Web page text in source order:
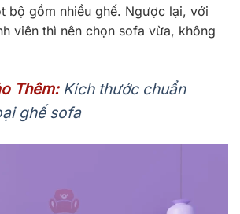
bộ gồm nhiều ghế. Ngược lại, với
viên thì nên chọn sofa vừa, không
Thêm: Kích thước chuẩn
ghế sofa